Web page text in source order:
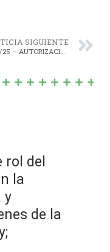
SIGUIENTE
N° 1785/25 – AUTORIZACIÓN para llamar a Licitación Pública para otorgar en concesión el uso de los espacios destinados a la actividad comercial en el Complejo Turístico Laguna de Navarro. –
del
la
y
de la